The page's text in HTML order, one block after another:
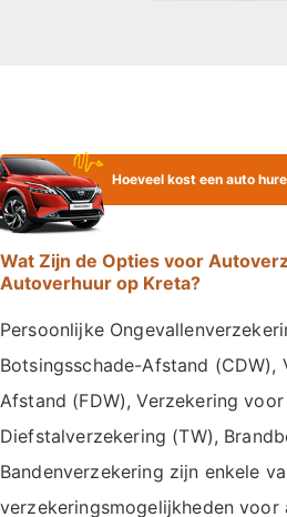
Hoeveel kost een auto
Wat Zijn de Opties voor
Autoverhuur op Kreta?
Persoonlijke
Botsingsschade-Afstand (CDW),
Afstand (FDW), Verzekering voor
Diefstalverzekering (TW),
Bandenverzekering zijn enkele
verzekeringsmogelijkheden voor